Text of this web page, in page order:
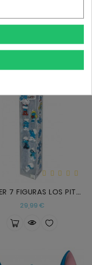
7,99 €Precio
BLISTER 7 FIGURAS LOS PITUFOS 5CM
29,99 €Precio